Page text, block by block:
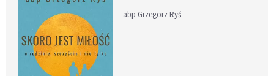
abp Grzegorz Ryś